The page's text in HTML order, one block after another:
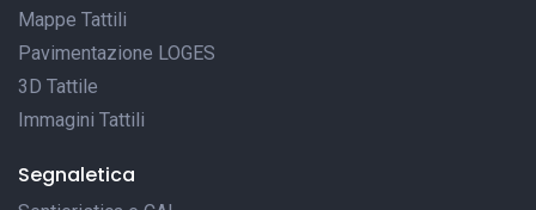
Mappe Tattili
Pavimentazione LOGES
3D Tattile
Immagini Tattili
Segnaletica